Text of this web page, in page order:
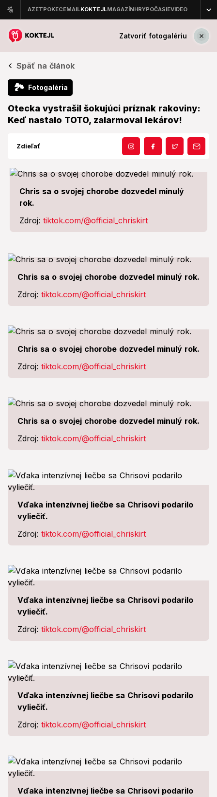
Zatvoriť fotogalériu
Späť na článok
🏞 Fotogaléria
Otecka vystrašil šokujúci príznak rakoviny:
Keď nastalo TOTO, zalarmoval lekárov!
Zdieľať
Chris sa o svojej chorobe dozvedel minulý
rok.
Zdroj: tiktok.com/@official_chriskirt
Chris sa o svojej chorobe dozvedel minulý rok.
Zdroj: tiktok.com/@official_chriskirt
Chris sa o svojej chorobe dozvedel minulý rok.
Zdroj: tiktok.com/@official_chriskirt
Chris sa o svojej chorobe dozvedel minulý rok.
Zdroj: tiktok.com/@official_chriskirt
Vďaka intenzívnej liečbe sa Chrisovi podarilo
vyliečiť.
Zdroj: tiktok.com/@official_chriskirt
Vďaka intenzívnej liečbe sa Chrisovi podarilo
vyliečiť.
Zdroj: tiktok.com/@official_chriskirt
Vďaka intenzívnej liečbe sa Chrisovi podarilo
vyliečiť.
Zdroj: tiktok.com/@official_chriskirt
Vďaka intenzívnej liečbe sa Chrisovi podarilo